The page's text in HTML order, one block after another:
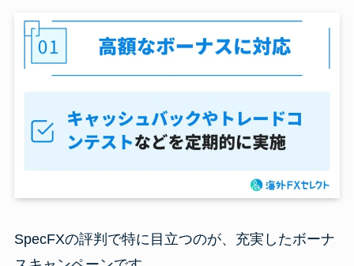
SpecFXの評判で特に目立つのが、充実したボーナ